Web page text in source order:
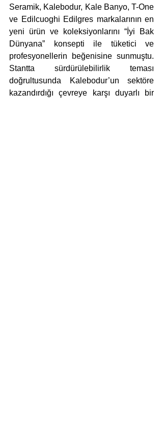
Seramik, Kalebodur, Kale Banyo, T-One
ve Edilcuoghi Edilgres markalarının en
yeni ürün ve koleksiyonlarını “İyi Bak
Dünyana” konsepti ile tüketici ve
profesyonellerin beğenisine sunmuştu.
Stantta sürdürülebilirlik teması
doğrultusunda Kalebodur’un sektöre
kazandırdığı çevreye karşı duyarlı bir